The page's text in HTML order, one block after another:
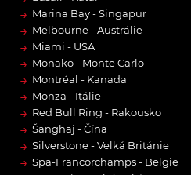
→ Marina Bay - Singapur
→ Melbourne - Austrálie
→ Miami - USA
→ Monako - Monte Carlo
→ Montréal - Kanada
→ Monza - Itálie
→ Red Bull Ring - Rakousko
→ Šanghaj - Čína
→ Silverstone - Velká Británie
→ Spa-Francorchamps - Belgie